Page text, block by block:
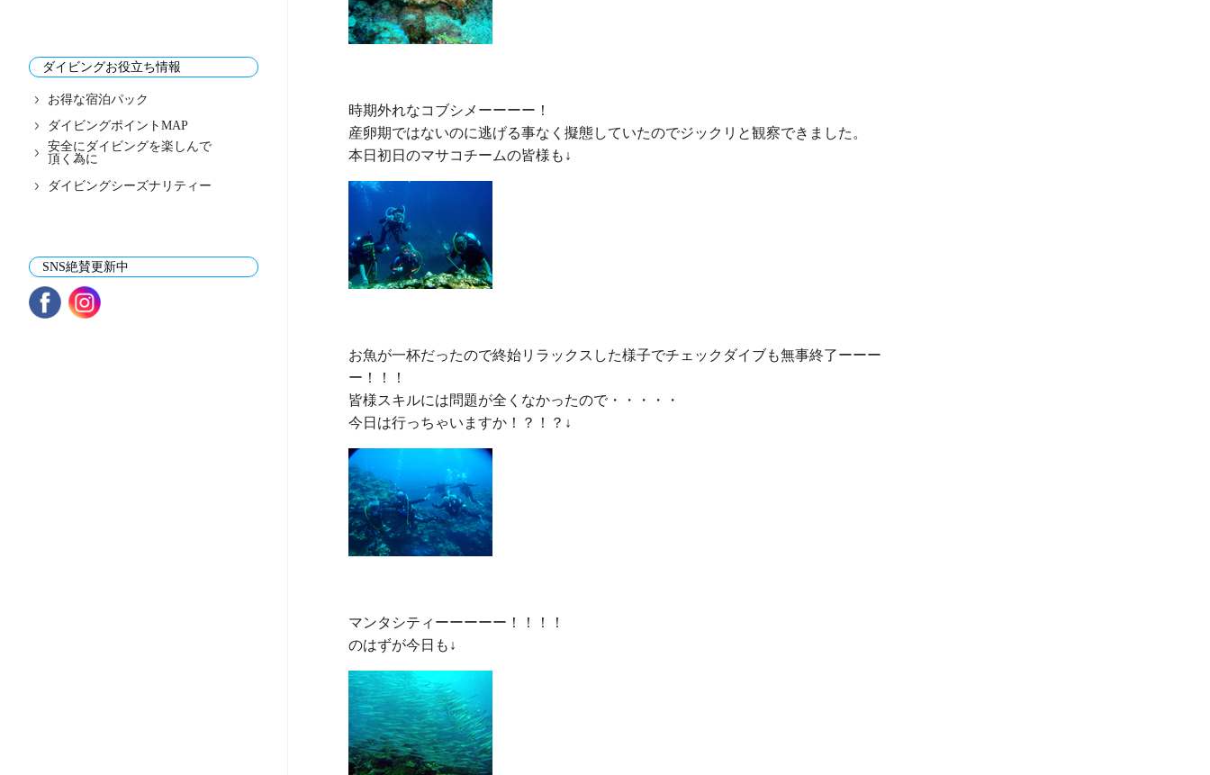
ダイビングお役立ち情報
お得な宿泊パック
ダイビングポイントMAP
安全にダイビングを楽しんで
頂く為に
ダイビングシーズナリティー
SNS絶賛更新中
時期外れなコブシメーーーー！
産卵期ではないのに逃げる事なく擬態していたのでジックリと観察できました。
お魚が一杯だったので終始リラックスした様子でチェックダイブも無事終了ーーー
ー！！！
皆様スキルには問題が全くなかったので・・・・・
マンタシティーーーーー！！！！